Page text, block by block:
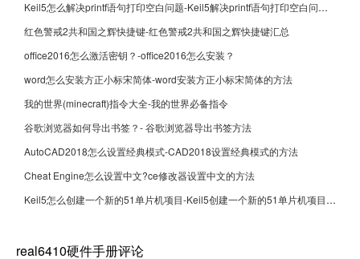
Keil5怎么解决printf语句打印空白问题-Keil5解决printf语句打印空白问题的方法
红色警戒2共和国之辉快捷键-红色警戒2共和国之辉快捷键汇总
office2016怎么激活密钥？-office2016怎么安装？
word怎么安装方正小标宋简体-word安装方正小标宋简体的方法
我的世界(minecraft)指令大全-我的世界必备指令
谷歌浏览器如何导出书签？- 谷歌浏览器导出书签方法
AutoCAD2018怎么设置经典模式-CAD2018设置经典模式的方法
Cheat Engine怎么设置中文?ce修改器设置中文的方法
Keil5怎么创建一个新的51单片机项目-Keil5创建一个新的51单片机项目的方法
real6410硬件手册评论